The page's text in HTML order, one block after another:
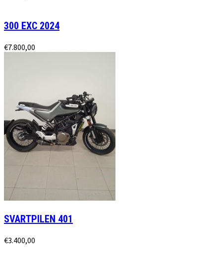
300 EXC 2024
€7.800,00
SVARTPILEN 401
€3.400,00